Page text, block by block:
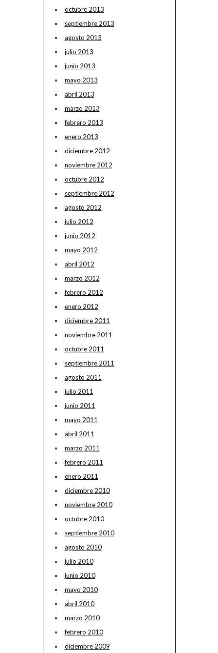
octubre 2013
septiembre 2013
agosto 2013
julio 2013
junio 2013
mayo 2013
abril 2013
marzo 2013
febrero 2013
enero 2013
diciembre 2012
noviembre 2012
octubre 2012
septiembre 2012
agosto 2012
julio 2012
junio 2012
mayo 2012
abril 2012
marzo 2012
febrero 2012
enero 2012
diciembre 2011
noviembre 2011
octubre 2011
septiembre 2011
agosto 2011
julio 2011
junio 2011
mayo 2011
abril 2011
marzo 2011
febrero 2011
enero 2011
diciembre 2010
noviembre 2010
octubre 2010
septiembre 2010
agosto 2010
julio 2010
junio 2010
mayo 2010
abril 2010
marzo 2010
febrero 2010
diciembre 2009